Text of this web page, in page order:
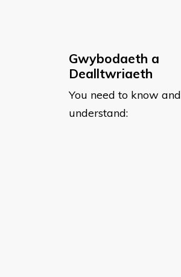
Gwybodaeth a
Dealltwriaeth
You need to know and
understand: